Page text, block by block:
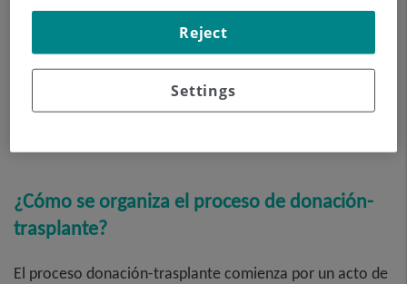
Consulta a la familia sobre la voluntad del fallecido
en relación con la donación de órganos.
Tras la donación, el cuerpo pasa a disposición de la
familia para ser velado, sin que su imagen se vea
alterada.
¿Cómo se organiza el proceso de donación-
trasplante?
El proceso donación-trasplante comienza por un acto de
Settings
Reject